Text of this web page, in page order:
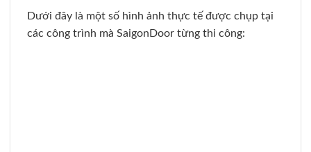
Dưới đây là một số hình ảnh thực tế được chụp tại
các công trình mà SaigonDoor từng thi công: